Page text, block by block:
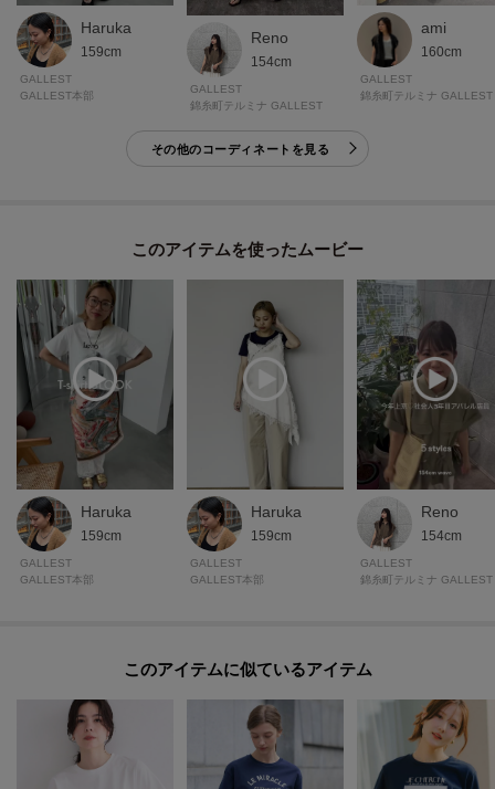
加できます。
登録すると、再入荷通知やお値下げ情報をメルマガにてお知らせします。
マイページにてお気に入り一覧もチェックできます。
が異なる場合もございます。
Haruka
159cm
GALLEST
GALLEST本部
Reno
154cm
GALLEST
錦糸町テルミナ GALLEST
ami
160cm
GALLEST
錦糸町テルミナ GALLEST
その他のコーディネートを見る
このアイテムを使ったムービー
Haruka
159cm
GALLEST
GALLEST本部
Haruka
159cm
GALLEST
GALLEST本部
Reno
154cm
GALLEST
錦糸町テルミナ GALLEST
このアイテムに似ているアイテム